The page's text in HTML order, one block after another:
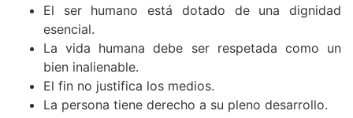
El ser humano está dotado de una dignidad
esencial.
La vida humana debe ser respetada como un
bien inalienable.
El fin no justifica los medios.
La persona tiene derecho a su pleno desarrollo.